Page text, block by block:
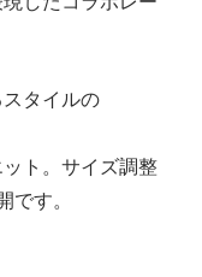
タイルの
ト。サイズ調整
です。